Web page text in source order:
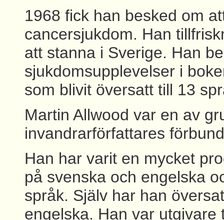
1968 fick han besked om
cancersjukdom. Han
att stanna i Sverige. Han
sjukdomsupplevelser i
som blivit översatt till 13
Martin Allwood var en av
invandrarförfattares
Han har varit en mycket
på svenska och engelska
språk. Själv har han
engelska. Han var